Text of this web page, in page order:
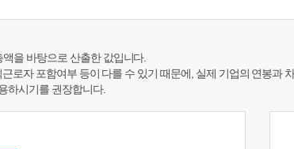
을 바탕으로 산출한 값입니다.
로자 포함여부 등이 다를 수 있기 때문에, 실제 기업의 연봉과
하시기를 권장합니다.